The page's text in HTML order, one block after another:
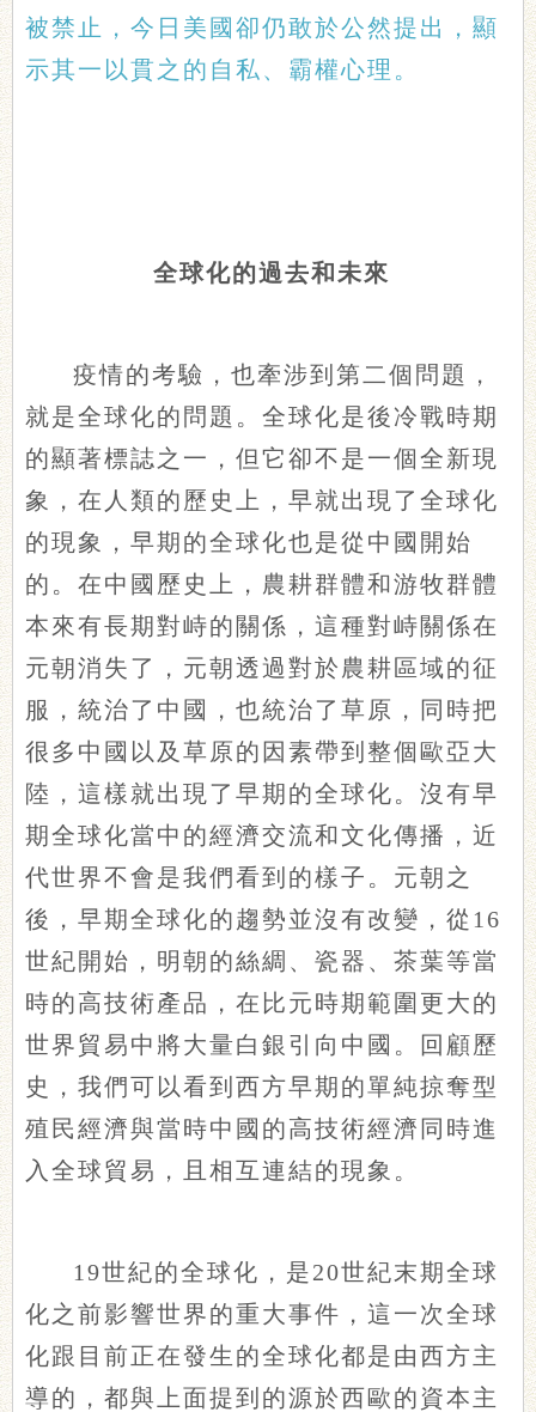
被禁止，今日美國卻仍敢於公然提出，顯
示其一以貫之的自私、霸權心理。
全球化的過去和未來
疫情的考驗，也牽涉到第二個問題，
就是全球化的問題。全球化是後冷戰時期
的顯著標誌之一，但它卻不是一個全新現
象，在人類的歷史上，早就出現了全球化
的現象，早期的全球化也是從中國開始
的。在中國歷史上，農耕群體和游牧群體
本來有長期對峙的關係，這種對峙關係在
元朝消失了，元朝透過對於農耕區域的征
服，統治了中國，也統治了草原，同時把
很多中國以及草原的因素帶到整個歐亞大
陸，這樣就出現了早期的全球化。沒有早
期全球化當中的經濟交流和文化傳播，近
代世界不會是我們看到的樣子。元朝之
後，早期全球化的趨勢並沒有改變，從16
世紀開始，明朝的絲綢、瓷器、茶葉等當
時的高技術產品，在比元時期範圍更大的
世界貿易中將大量白銀引向中國。回顧歷
史，我們可以看到西方早期的單純掠奪型
殖民經濟與當時中國的高技術經濟同時進
入全球貿易，且相互連結的現象。
19世紀的全球化，是20世紀末期全球
化之前影響世界的重大事件，這一次全球
化跟目前正在發生的全球化都是由西方主
導的，都與上面提到的源於西歐的資本主